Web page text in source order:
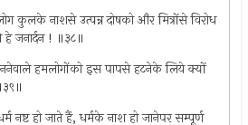
कुलके नाशसे उत्पन्न दोषको और मित्रोंसे विरोध
जनार्दन ! ॥३८॥
हमलोगोंको इस पापसे हटनेके लिये क्यों
हो जाते हैं, धर्मके नाश हो जानेपर सम्पूर्ण